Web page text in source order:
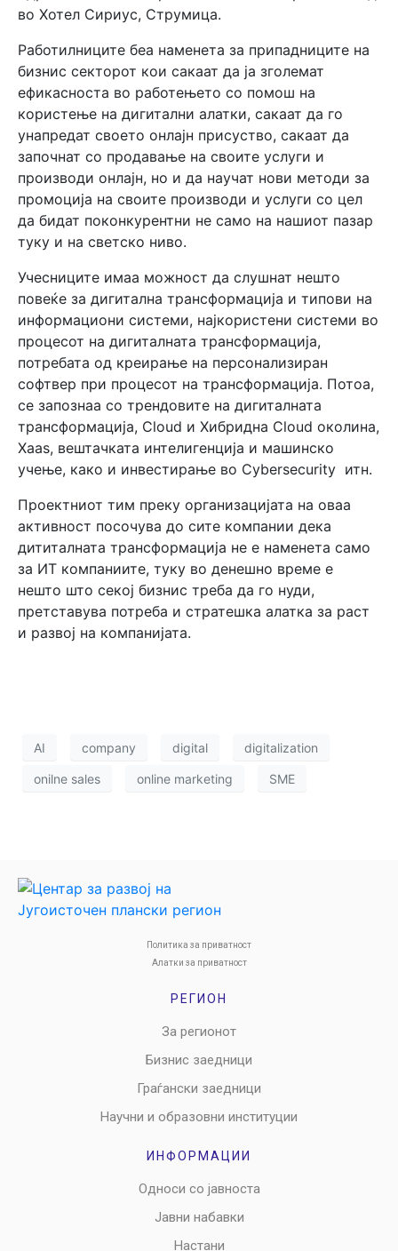
во Хотел Сириус, Струмица.
Работилниците беа наменета за припадниците на
бизнис секторот кои сакаат да ја зголемат
ефикасноста во работењето со помош на
користење на дигитални алатки, сакаат да го
унапредат своето онлајн присуство, сакаат да
започнат со продавање на своите услуги и
производи онлајн, но и да научат нови методи за
промоција на своите производи и услуги со цел
да бидат поконкурентни не само на нашиот пазар
туку и на светско ниво.
Учесниците имаа можност да слушнат нешто
повеќе за дигитална трансформација и типови на
информациони системи, најкористени системи во
процесот на дигиталната трансформација,
потребата од креирање на персонализиран
софтвер при процесот на трансформација. Потоа,
се запознаа со трендовите на дигиталната
трансформација, Cloud и Хибридна Cloud околина,
Xaas, вештачката интелигенција и машинско
учење, како и инвестирање во Cybersecurity итн.
Проектниот тим преку организацијата на оваа
активност посочува до сите компании дека
дититалната трансформација не е наменета само
за ИТ компаниите, туку во денешно време е
нешто што секој бизнис треба да го нуди,
претставува потреба и стратешка алатка за раст
и развој на компанијата.
AI company digital digitalization
onilne sales online marketing SME
Политика за приватност
Алатки за приватност
РЕГИОН
За регионот
Бизнис заедници
Граѓански заедници
Научни и образовни институции
ИНФОРМАЦИИ
Односи со јавноста
Јавни набавки
Настани